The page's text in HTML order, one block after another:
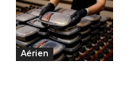
Aérien